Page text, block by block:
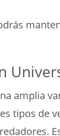
amplia
tipos de